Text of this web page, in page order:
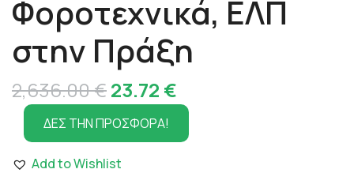
Φοροτεχνικά, ΕΛΠ
στην Πράξη
2,636.00€Original
price
was:
2,636.00 €.
23.72 €
τρέχουσα
τιμή
ΔΕΣ ΤΗΝ ΠΡΟΣΦΟΡΑ!
Add to Wishlist